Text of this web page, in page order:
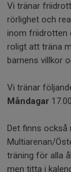
Vi tränar
rörlighet och
inom friidrotten
roligt att träna
barnens villkor
Vi tränar
Måndagar
Det finns också
Multiarenan/
träning för alla
men titta i